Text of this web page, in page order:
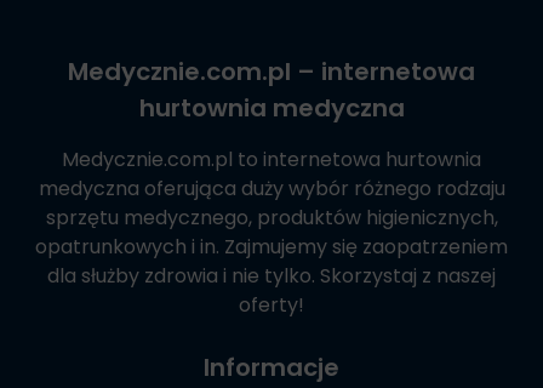
Medycznie.com.pl – internetowa
hurtownia medyczna
Medycznie.com.pl to internetowa hurtownia
medyczna oferująca duży wybór różnego rodzaju
sprzętu medycznego, produktów higienicznych,
opatrunkowych i in. Zajmujemy się zaopatrzeniem
dla służby zdrowia i nie tylko. Skorzystaj z naszej
oferty!
Informacje